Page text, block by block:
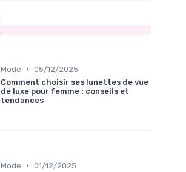
Mode • 05/12/2025
Comment choisir ses lunettes de vue
de luxe pour femme : conseils et
tendances
Mode • 01/12/2025